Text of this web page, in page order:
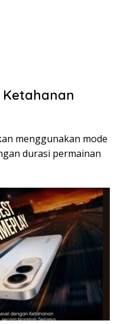
menggunakan mode
durasi permainan